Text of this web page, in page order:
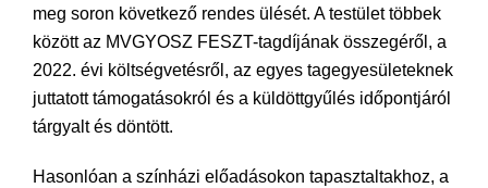
meg soron következő rendes ülését. A testület többek
között az MVGYOSZ FESZT-tagdíjának összegéről, a
2022. évi költségvetésről, az egyes tagegyesületeknek
juttatott támogatásokról és a küldöttgyűlés időpontjáról
tárgyalt és döntött.
Hasonlóan a színházi előadásokon tapasztaltakhoz, a